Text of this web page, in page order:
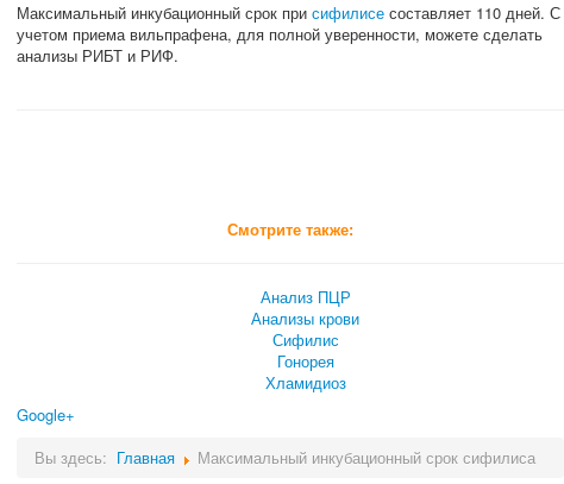
Максимальный инкубационный срок при сифилисе составляет 110 дней. С
учетом приема вильпрафена, для полной уверенности, можете сделать
анализы РИБТ и РИФ.
Смотрите также:
Анализ ПЦР
Анализы крови
Сифилис
Гонорея
Хламидиоз
Google+
Вы здесь: Главная Максимальный инкубационный срок сифилиса